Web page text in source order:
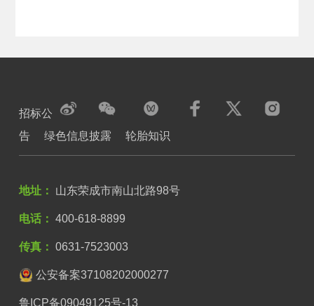
招标公
告
绿色信息披露 轮胎知识
地址： 山东荣成市南山北路98号
电话： 400-618-8899
传真： 0631-7523003
公安备案37108202000277
鲁ICP备09049125号-13